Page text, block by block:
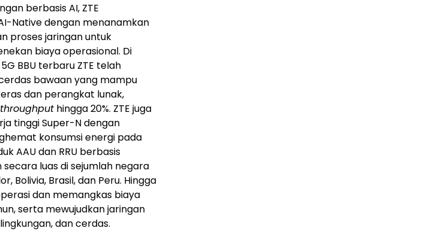
berbasis AI, ZTE
Native dengan menanamkan
proses jaringan untuk
biaya operasional. Di
BBU terbaru ZTE telah
bawaan yang mampu
dan perangkat lunak,
hingga 20%. ZTE juga
tinggi Super-N dengan
konsumsi energi pada
AAU dan RRU berbasis
luas di sejumlah negara
Bolivia, Brasil, dan Peru. Hingga
dan memangkas biaya
serta mewujudkan jaringan
dan cerdas.